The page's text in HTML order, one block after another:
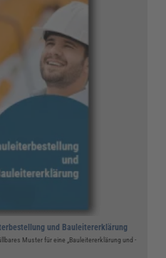
und Bauleitererklärung
Muster für eine „Bauleitererklärung und -